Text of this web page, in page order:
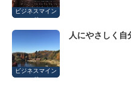
ビジネスマイン
ド
ビジネスマイン
ド
人にやさしく自